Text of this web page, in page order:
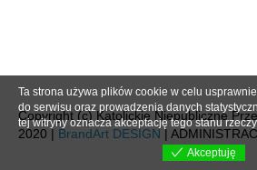
Copyright (c) Katolickie Niepubliczne
2020 | BrandArt DESIGN |
Ta strona używa plików cookie w celu
do serwisu oraz prowadzenia danych
tej witryny oznacza akceptację tego stanu
Akceptuję